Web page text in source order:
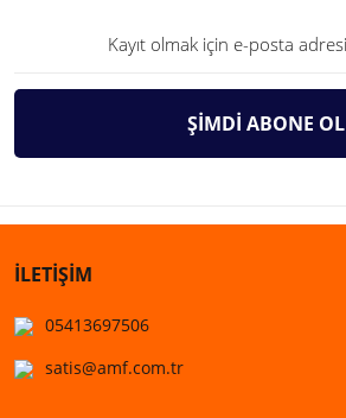
ŞİMDİ ABONE OL
İLETİŞİM
05413697506
satis@amf.com.tr